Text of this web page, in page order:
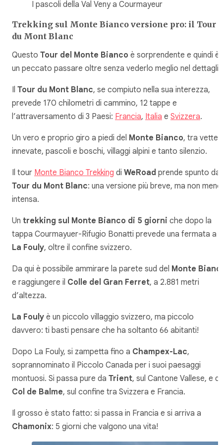
I pascoli della Val Veny a Courmayeur
Trekking sul Monte Bianco versione pro: il Tour
du Mont Blanc
Questo Tour del Monte Bianco è sorprendente e quindi è
un peccato passare oltre senza vederlo meglio nel
Il Tour du Mont Blanc, se compiuto nella sua interezza,
prevede 170 chilometri di cammino, 12 tappe e
l’attraversamento di 3 Paesi: Francia, Italia e Svizzera.
Un vero e proprio giro a piedi del Monte Bianco, tra vette
innevate, pascoli e boschi, villaggi alpini e tanto silenzio.
Il tour Monte Bianco Trekking di WeRoad prende spunto dal
Tour du Mont Blanc: una versione più breve, ma non meno
intensa.
Un trekking sul Monte Bianco di 5 giorni che dopo la
tappa Courmayuer-Rifugio Bonatti prevede una fermata a
La Fouly, oltre il confine svizzero.
Da qui è possibile ammirare la parete sud del Monte
e raggiungere il Colle del Gran Ferret, a 2.881 metri
d’altezza.
La Fouly è un piccolo villaggio svizzero, ma piccolo
davvero: ti basti pensare che ha soltanto 66 abitanti!
Dopo La Fouly, si zampetta fino a Champex-Lac,
soprannominato il Piccolo Canada per i suoi paesaggi
montuosi. Si passa pure da Trient, sul Cantone Vallese, e
Col de Balme, sul confine tra Svizzera e Francia.
Il grosso è stato fatto: si passa in Francia e si arriva a
Chamonix: 5 giorni che valgono una vita!